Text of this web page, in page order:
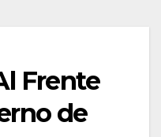
Frente
de